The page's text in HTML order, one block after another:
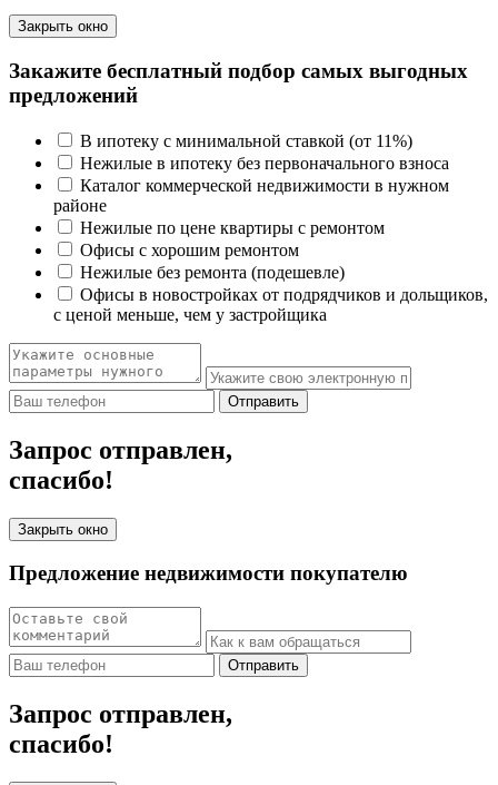
Закрыть окно
Закажите бесплатный подбор самых выгодных
предложений
В ипотеку с минимальной ставкой (от 11%)
Нежилые в ипотеку без первоначального взноса
Каталог коммерческой недвижимости в нужном
районе
Нежилые по цене квартиры с ремонтом
Офисы с хорошим ремонтом
Нежилые без ремонта (подешевле)
Офисы в новостройках от подрядчиков и дольщиков,
с ценой меньше, чем у застройщика
Отправить
Запрос отправлен,
спасибо!
Закрыть окно
Предложение недвижимости покупателю
Отправить
Запрос отправлен,
спасибо!